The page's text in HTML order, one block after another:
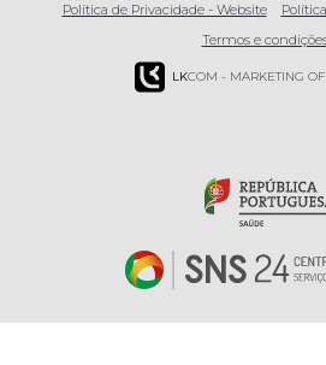
Política de Privacidade - Website
Termos e
LKCOM - MARKETING